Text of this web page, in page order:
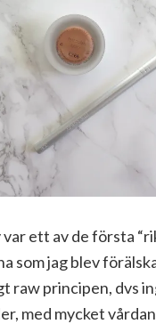
ett av de första
som jag blev
raw principen, dvs
med mycket